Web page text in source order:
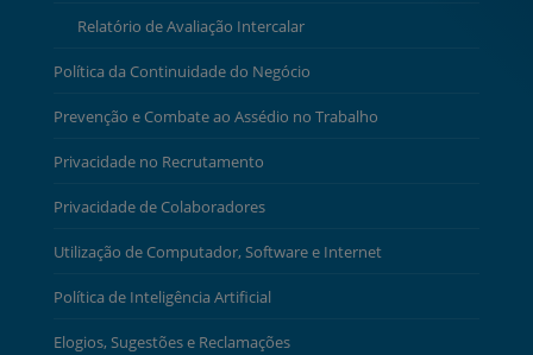
Relatório de Avaliação Intercalar
Política da Continuidade do Negócio
Prevenção e Combate ao Assédio no Trabalho
Privacidade no Recrutamento
Privacidade de Colaboradores
Utilização de Computador, Software e Internet
Política de Inteligência Artificial
Elogios, Sugestões e Reclamações